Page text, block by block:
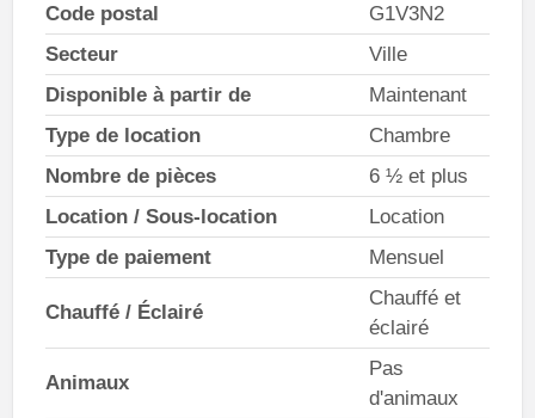
Code postal
G1V3N2
Secteur
Ville
Disponible à partir de
Maintenant
Type de location
Chambre
Nombre de pièces
6 ½ et plus
Location / Sous-location
Location
Type de paiement
Mensuel
Chauffé / Éclairé
Chauffé et
éclairé
Animaux
Pas
d'animaux